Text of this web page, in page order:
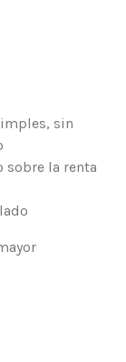
sin
sobre la renta